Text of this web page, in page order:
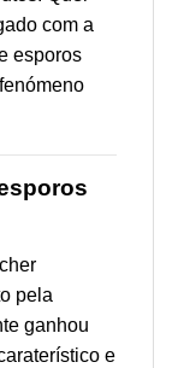
com a
esporos
pela
ganhou
e